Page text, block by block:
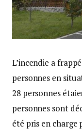
L’incendie a
personnes en
28 personnes
personnes sont
été pris en charge